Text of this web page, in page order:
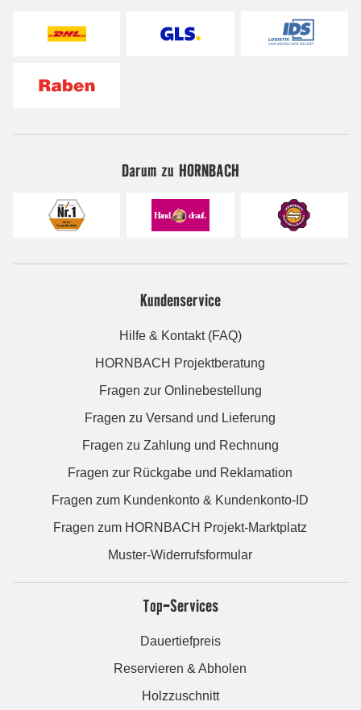
Darum zu HORNBACH
Kundenservice
Hilfe & Kontakt (FAQ)
HORNBACH Projektberatung
Fragen zur Onlinebestellung
Fragen zu Versand und Lieferung
Fragen zu Zahlung und Rechnung
Fragen zur Rückgabe und Reklamation
Fragen zum Kundenkonto & Kundenkonto-ID
Fragen zum HORNBACH Projekt-Marktplatz
Muster-Widerrufsformular
Top-Services
Dauertiefpreis
Reservieren & Abholen
Holzzuschnitt